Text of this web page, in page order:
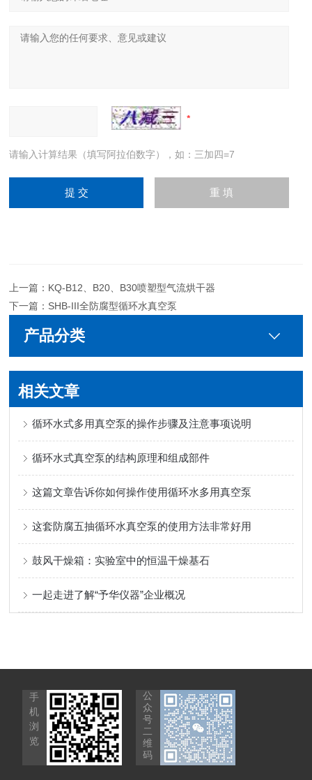
请输入计算结果（填写阿拉伯数字），如：三加四=7
上一篇： KQ-B12、B20、B30喷塑型气流烘干器
下一篇： SHB-III全防腐型循环水真空泵
产品分类
相关文章
循环水式多用真空泵的操作步骤及注意事项说明
循环水式真空泵的结构原理和组成部件
这篇文章告诉你如何操作使用循环水多用真空泵
这套防腐五抽循环水真空泵的使用方法非常好用
鼓风干燥箱：实验室中的恒温干燥基石
一起走进了解“予华仪器”企业概况
手
机
浏
览
公
众
号
二
维
码